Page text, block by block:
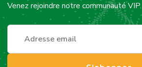
Venez rejoindre notre communauté VIP.